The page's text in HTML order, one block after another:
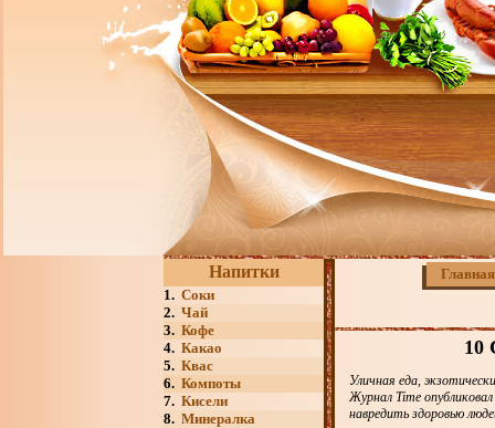
Напитки
1. Соки
2. Чай
3. Кофе
4. Какао
5. Квас
6. Компоты
7. Кисели
8. Минералка
Главная
Уличная еда,
Журнал Time
навредить здоровью